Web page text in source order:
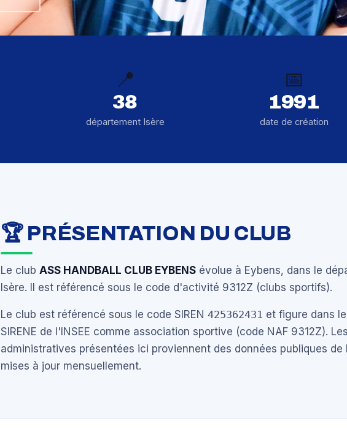
📍
38
département Isère
📅
1991
date de création
🏆 PRÉSENTATION DU CLUB
Le club ASS HANDBALL CLUB EYBENS évolue à Eybens, dans le
Isère. Il est référencé sous le code d'activité 9312Z (clubs sportifs).
Le club est référencé sous le code SIREN 425362431 et figure dans
SIRENE de l'INSEE comme association sportive (code NAF 9312Z).
administratives présentées ici proviennent des données publiques de
mises à jour mensuellement.